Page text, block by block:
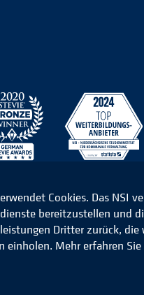
Studieninstitut für
Cookies. Das NSI
bereitzustellen und
Dritter zurück,
einholen. Mehr erfahren Sie